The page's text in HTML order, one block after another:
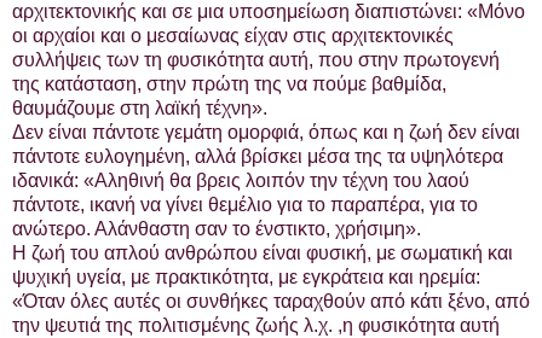
αρχιτεκτονικής και σε μια υποσημείωση διαπιστώνει: «Μόνο
οι αρχαίοι και ο μεσαίωνας είχαν στις αρχιτεκτονικές
συλλήψεις των τη φυσικότητα αυτή, που στην πρωτογενή
της κατάσταση, στην πρώτη της να πούμε βαθμίδα,
θαυμάζουμε στη λαϊκή τέχνη».
Δεν είναι πάντοτε γεμάτη ομορφιά, όπως και η ζωή δεν είναι
πάντοτε ευλογημένη, αλλά βρίσκει μέσα της τα υψηλότερα
ιδανικά: «Αληθινή θα βρεις λοιπόν την τέχνη του λαού
πάντοτε, ικανή να γίνει θεμέλιο για το παραπέρα, για το
ανώτερο. Αλάνθαστη σαν το ένστικτο, χρήσιμη».
Η ζωή του απλού ανθρώπου είναι φυσική, με σωματική και
ψυχική υγεία, με πρακτικότητα, με εγκράτεια και ηρεμία:
«Όταν όλες αυτές οι συνθήκες ταραχθούν από κάτι ξένο, από
την ψευτιά της πολιτισμένης ζωής λ.χ. ,η φυσικότητα αυτή